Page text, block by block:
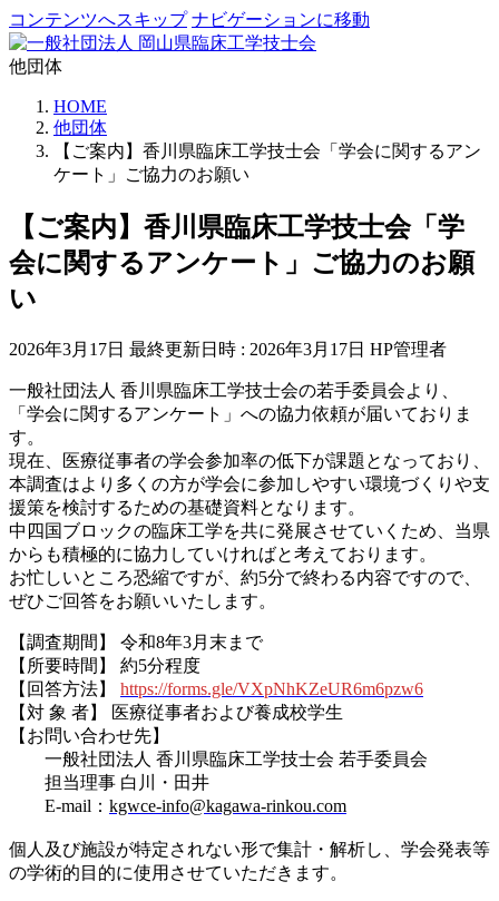
コンテンツへスキップ ナビゲーションに移動
他団体
HOME
他団体
【ご案内】香川県臨床工学技士会「学会に関するアン
ケート」ご協力のお願い
【ご案内】香川県臨床工学技士会「学
会に関するアンケート」ご協力のお願
い
2026年3月17日 最終更新日時 : 2026年3月17日 HP管理者
一般社団法人 香川県臨床工学技士会の若手委員会より、
「学会に関するアンケート」への協力依頼が届いておりま
す。
現在、医療従事者の学会参加率の低下が課題となっており、
本調査はより多くの方が学会に参加しやすい環境づくりや支
援策を検討するための基礎資料となります。
中四国ブロックの臨床工学を共に発展させていくため、当県
からも積極的に協力していければと考えております。
お忙しいところ恐縮ですが、約5分で終わる内容ですので、
ぜひご回答をお願いいたします。
【調査期間】 令和8年3月末まで
【所要時間】 約5分程度
【回答方法】 https://forms.gle/VXpNhKZeUR6m6pzw6
【対 象 者】 医療従事者および養成校学生
【お問い合わせ先】
一般社団法人 香川県臨床工学技士会 若手委員会
担当理事 白川・田井
E-mail： kgwce-info@kagawa-rinkou.com
個人及び施設が特定されない形で集計・解析し、学会発表等
の学術的目的に使用させていただきます。